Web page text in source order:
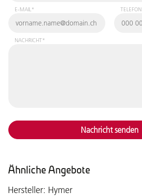
E-MAIL* TELEFON
NACHRICHT*
Nachricht senden
Ähnliche Angebote
Hersteller: Hymer